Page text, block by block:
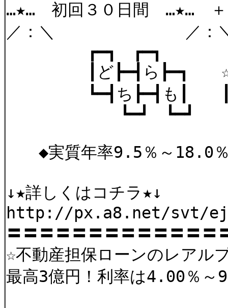
…★… 初回３０日間 …★…
／：＼ ／
┃ど┣━┫ら┣━┓
┗━┫ち┣━┫も┃
┗━┛ ┗━┛
◆実質年率9.5％～18.0
↓★詳しく
http://
〓〓〓〓〓〓〓〓〓〓〓〓〓
☆不動産担保ローンのレアル
最高3億円！利率は4.00％～